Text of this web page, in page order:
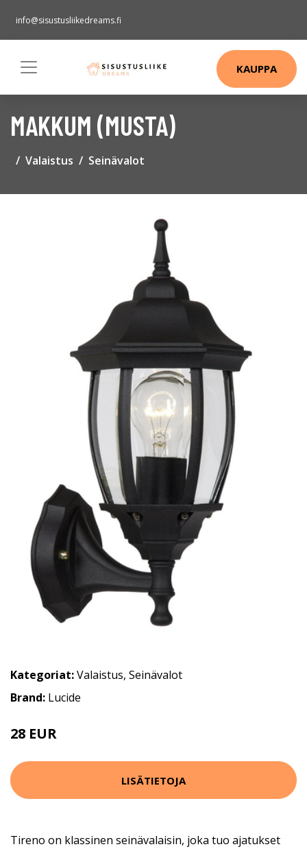
info@sisustusliikedreams.fi
KAUPPA
MAKKUM (MUSTA)
Valaistus Seinävalot
Kategoriat:Valaistus, Seinävalot
Brand: Lucide
28 EUR
LISÄTIETOJA
Tireno on klassinen seinävalaisin, joka tuo ajatukset